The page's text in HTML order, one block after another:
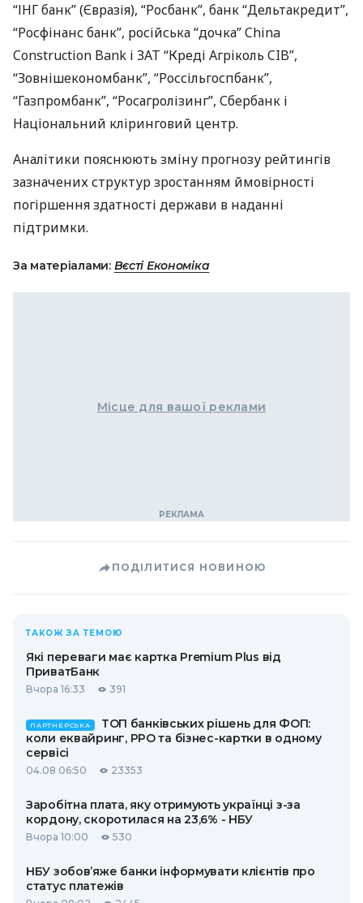
“ІНГбанк” (Євразія), “Росбанк”, банк “Дельтакредит”,
“Росфінанс банк”, російська “дочка” China
Construction Bank і ЗАТ “Креді Агріколь CIB”,
“Зовнішекономбанк”, “Россільгоспбанк”,
“Газпромбанк”, “Росагролізинг”, Сбербанк і
Національний кліринговий центр.
Аналітики пояснюють зміну прогнозу рейтингів
зазначених структур зростанням ймовірності
погіршення здатності держави в наданні
підтримки.
За матеріалами: Вєсті Економіка
Місце для вашої реклами
ПОДІЛИТИСЯ НОВИНОЮ
ТАКОЖ ЗА ТЕМОЮ
Які переваги має картка Premium Plus від
ПриватБанк
Вчора 16:33 391
ПАРТНЕРСЬКА
ТОП банківських рішень для ФОП:
коли еквайринг, РРО та бізнес-картки в одному
сервісі
04.08 06:50 23353
Заробітна плата, яку отримують українці з-за
кордону, скоротилася на 23,6% - НБУ
Вчора 10:00 530
НБУ зобов’яже банки інформувати клієнтів про
статус платежів